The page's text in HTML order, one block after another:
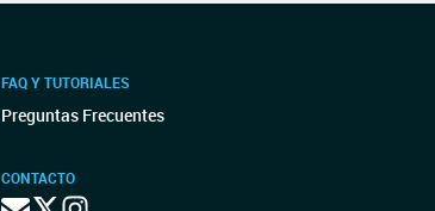
FAQ Y TUTORIALES
Preguntas Frecuentes
CONTACTO